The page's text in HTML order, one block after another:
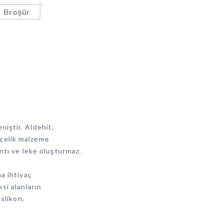
Broşür
Aldehit,
malzeme
ve leke oluşturmaz.
ihtiyaç
alanların